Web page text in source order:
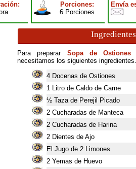
Porciones:
6 Porciones
Envía
Ingredientes
Para preparar Sopa de Ostiones
necesitamos los siguientes ingredientes.
4 Docenas de Ostiones
1 Litro de Caldo de Carne
½ Taza de Perejil Picado
2 Cucharadas de Manteca
2 Cucharadas de Harina
2 Dientes de Ajo
El Jugo de 2 Limones
2 Yemas de Huevo